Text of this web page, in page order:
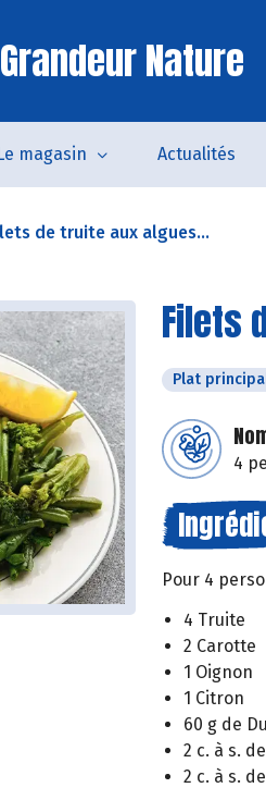
Grandeur Nature
magasin Actualités
de truite aux algues...
Filets
Plat
4
Pour 4
4 Truite
2 Carotte
1 Oignon
1 Citron
60 g de
2 c. à s.
2 c. à s.